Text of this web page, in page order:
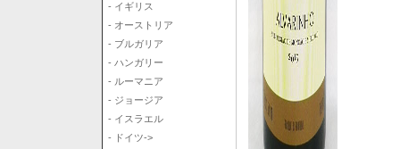
- イギリス
- オーストリア
- ブルガリア
- ハンガリー
- ルーマニア
- ジョージア
- イスラエル
- ドイツ->